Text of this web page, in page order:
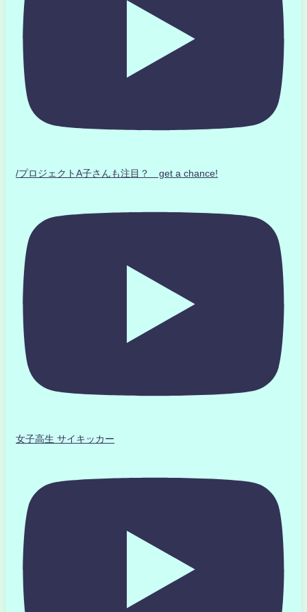
/プロジェクトA子さんも注目？ get a chance!
女子高生 サイキッカー